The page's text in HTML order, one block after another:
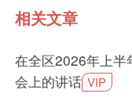
相关文章
在全区2026年上半
会上的讲话 VIP